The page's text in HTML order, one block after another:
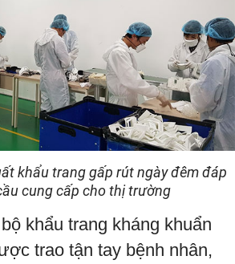
khẩu trang gấp rút ngày đêm đáp
cung cấp cho thị trường
khẩu trang kháng khuẩn
trao tận tay bệnh nhân,